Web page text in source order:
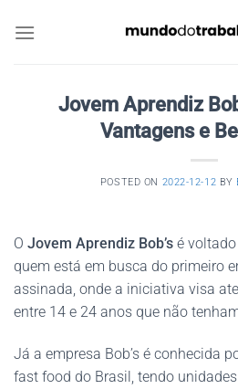
Jovem Aprendiz
Vantagens e
POSTED ON 2022-12-12 BY
O Jovem Aprendiz Bob’s é
quem está em busca do primeiro
assinada, onde a iniciativa visa
entre 14 e 24 anos que não
Já a empresa Bob’s é conhecida
fast food do Brasil, tendo